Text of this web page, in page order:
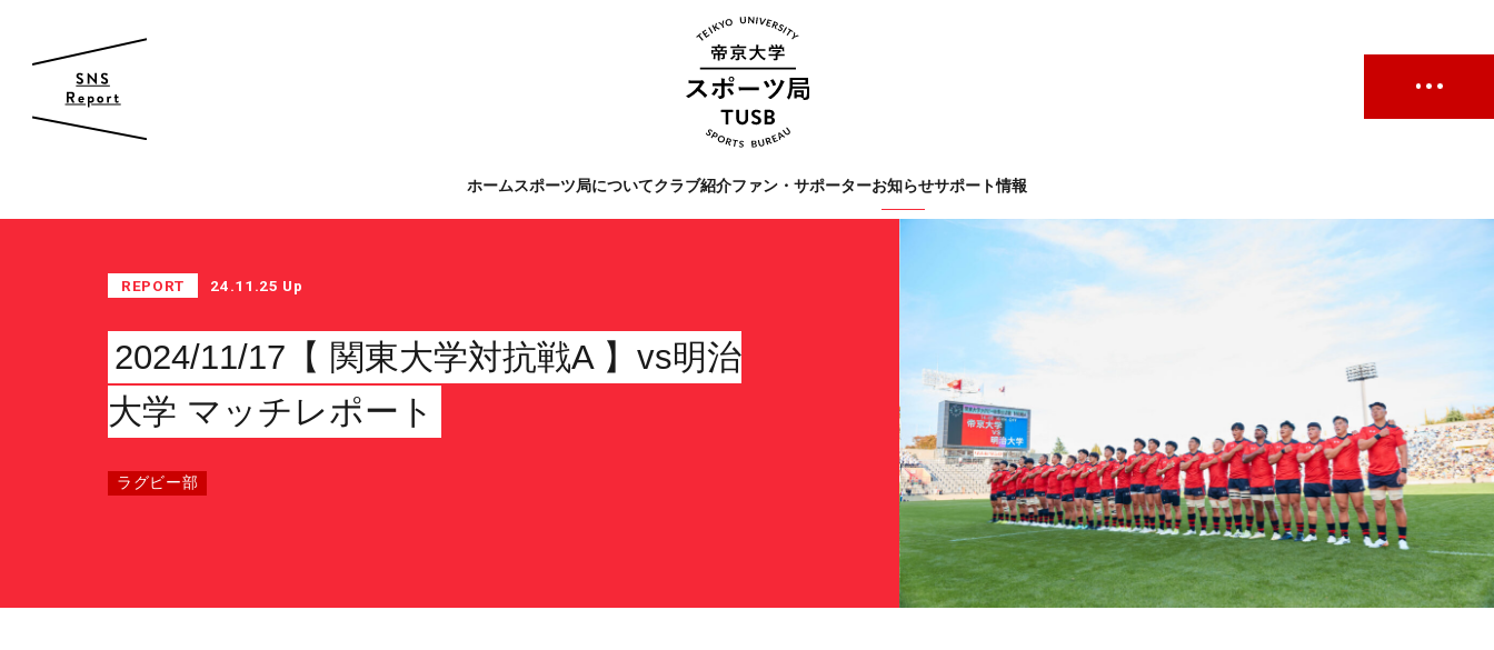
ホームスポーツ局についてクラブ紹介ファン・サポーターお知らせサポート情報
帝京大学 スポーツ局
クラブ紹介
ファン・サポーター
サポーターの会 カレンダー
お知らせ
運動部支援
Tags
#試合情報 #イベントレポート
#サポーターの会
REPORT 24.11.25 Up
2024/11/17【 関東大学対抗戦A 】vs明治
大学 マッチレポート
ラグビー部